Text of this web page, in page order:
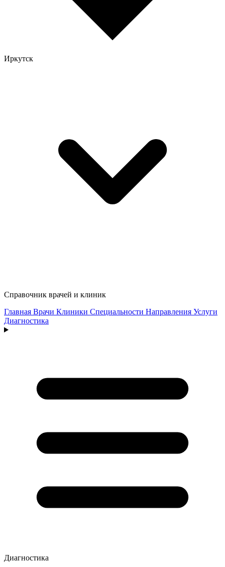
Иркутск
Справочник врачей и клиник
Главная Врачи Клиники Специальности Направления Услуги
Диагностика
Диагностика